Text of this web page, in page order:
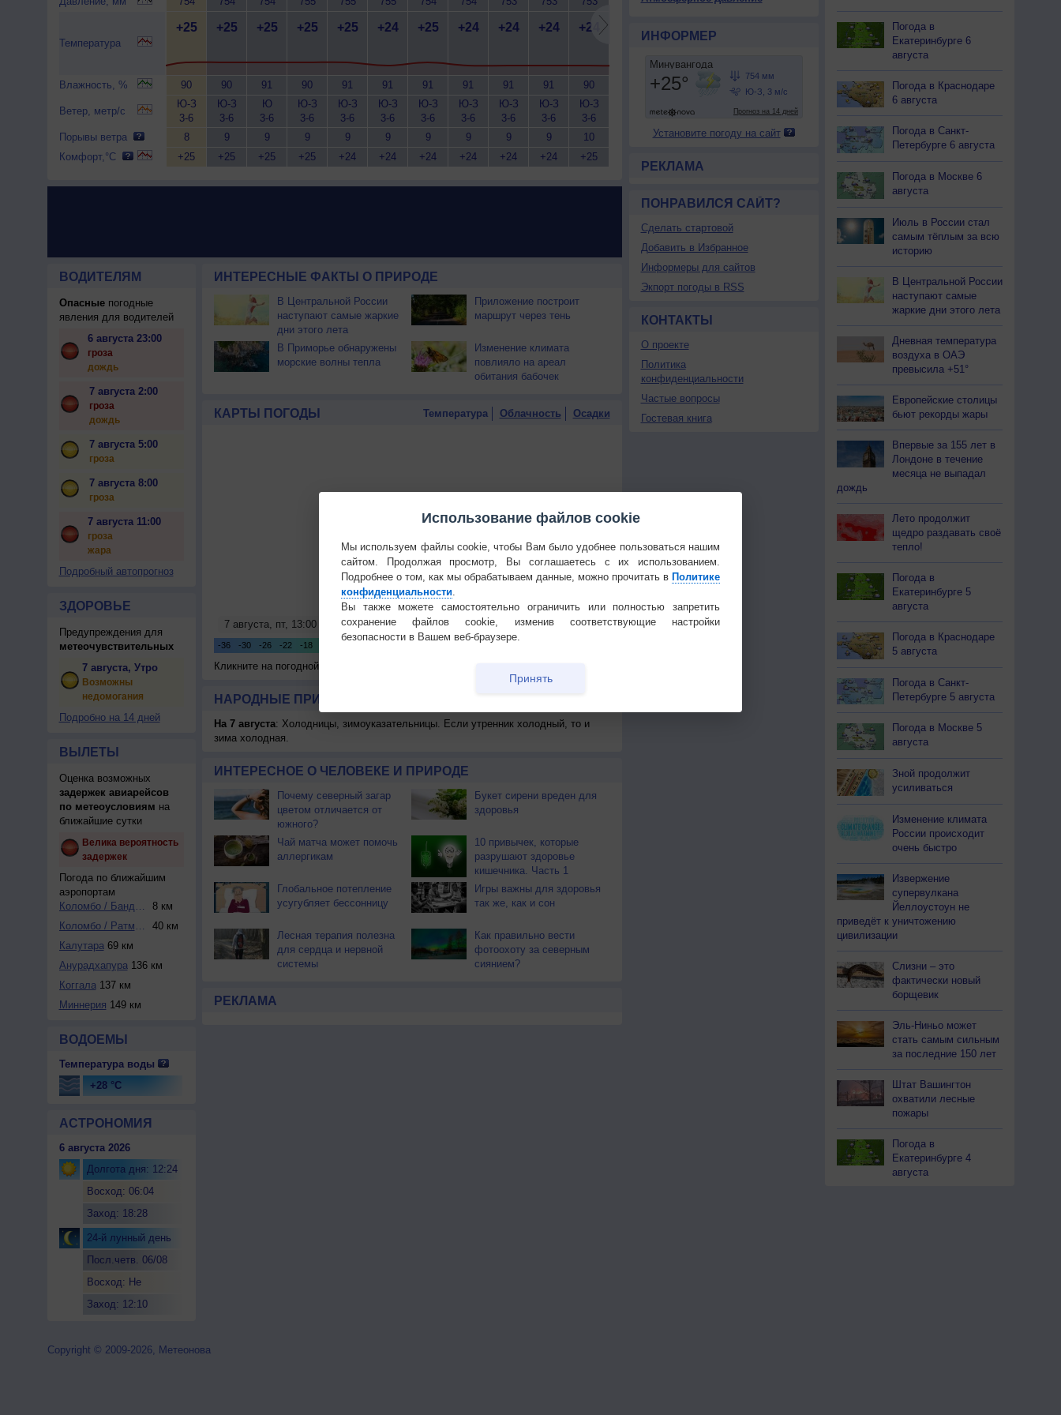
Температура
Влажность, %
Ветер, метр/с
Порывы ветра
Комфорт,°C
+25
90
Ю-З
3-6
8
+25
+25
90
Ю-З
3-6
9
+25
+25
91
Ю
3-6
9
+25
+25
90
Ю-З
3-6
9
+25
+25
91
Ю-З
3-6
9
+24
+24
91
Ю-З
3-6
9
+24
+25
91
Ю-З
3-6
9
+24
+24
91
Ю-З
3-6
9
+24
+24
91
Ю-З
3-6
9
+24
+24
91
Ю-З
3-6
9
+24
+24
90
Ю-З
3-6
10
+25
89
3-6
9
86
10
3-6
10
3-6
10
+32
+29
65
Ю-З
10
+32
+29
64
Ю-З
10
66
10
67
ВОДИТЕЛЯМ
Опасныепогодные
явления для водителей
6 августа 23:00
гроза
дождь
7 августа 2:00
гроза
дождь
7 августа 5:00
гроза
7 августа 8:00
гроза
7 августа 11:00
гроза
жара
Подробный автопрогноз
ЗДОРОВЬЕ
Предупреждения для
метеочувствительных
7 августа, Утро
Возможны
недомогания
Подробно на 14 дней
ВЫЛЕТЫ
Оценка возможных
задержек авиарейсов
по метеоусловиям на
ближайшие сутки
Велика вероятность
задержек
Погода по ближайшим
аэропортам
Коломбо / Бандара...
8 км
Коломбо / Ратмала...
40 км
Калутара69 км
Анурадхапура136 км
Коггала137 км
Миннерия 149 км
ВОДОЕМЫ
Температура воды
+28 °C
АСТРОНОМИЯ
6 августа 2026
Долгота дня: 12:24
Восход: 06:04
Заход: 18:28
24-й лунный день
Посл.четв. 06/08
Восход: Не
Заход: 12:10
ИНТЕРЕСНЫЕ ФАКТЫ О ПРИРОДЕ
В Центральной России
наступают самые жаркие
дни этого лета
Приложение построит
маршрут через тень
В Приморье обнаружены
морские волны тепла
Изменение климата
повлияло на ареал
обитания бабочек
КАРТЫ ПОГОДЫ Температура Облачность Осадки
Кликните на погодной карте для получения подробных данных
НАРОДНЫЕ ПРИМЕТЫ И ПРАЗДНИКИ
На 7 августа: Холодницы, зимоуказательницы. Если утренник холодный, то и
зима холодная.
ИНТЕРЕСНОЕ О ЧЕЛОВЕКЕ И ПРИРОДЕ
Почему северный загар
цветом отличается от
южного?
Букет сирени вреден для
здоровья
Чай матча может помочь
аллергикам
10 привычек, которые
разрушают здоровье
кишечника. Часть 1
Глобальное потепление
усугубляет бессонницу
Игры важны для здоровья
так же, как и сон
Лесная терапия полезна
для сердца и нервной
системы
Как правильно вести
фотоохоту за северным
сиянием?
РЕКЛАМА
ИНФОРМЕР
Установите погоду на сайт
РЕКЛАМА
ПОНРАВИЛСЯ САЙТ?
Сделать стартовой
Добавить в Избранное
Информеры для сайтов
Экпорт погоды в RSS
КОНТАКТЫ
О проекте
Политика
конфиденциальности
Частые вопросы
Гостевая книга
Погода в
Екатеринбурге 6
августа
Погода в Краснодаре
6 августа
Погода в Санкт-
Петербурге 6 августа
Погода в Москве 6
августа
Июль в России стал
самым тёплым за всю
историю
В Центральной России
наступают самые
жаркие дни этого лета
Дневная температура
воздуха в ОАЭ
превысила +51°
Европейские столицы
бьют рекорды жары
Впервые за 155 лет в
Лондоне в течение
месяца не выпадал
дождь
Лето продолжит
щедро раздавать своё
тепло!
Погода в
Екатеринбурге 5
августа
Погода в Краснодаре
5 августа
Погода в Санкт-
Петербурге 5 августа
Погода в Москве 5
августа
Зной продолжит
усиливаться
Изменение климата
России происходит
очень быстро
Извержение
супервулкана
Йеллоустоун не
приведёт к уничтожению
цивилизации
Слизни – это
фактически новый
борщевик
Эль-Ниньо может
стать самым сильным
за последние 150 лет
Штат Вашингтон
охватили лесные
пожары
Погода в
Екатеринбурге 4
августа
Copyright © 2009-2026, Метеонова
Использование файлов cookie
Мы используем файлы cookie, чтобы Вам было удобнее пользоваться нашим
сайтом. Продолжая просмотр, Вы соглашаетесь с их использованием.
Подробнее о том, как мы обрабатываем данные, можно прочитать в Политике
конфиденциальности.
Вы также можете самостоятельно ограничить или полностью запретить
сохранение файлов cookie, изменив соответствующие настройки
безопасности в Вашем веб-браузере.
Принять